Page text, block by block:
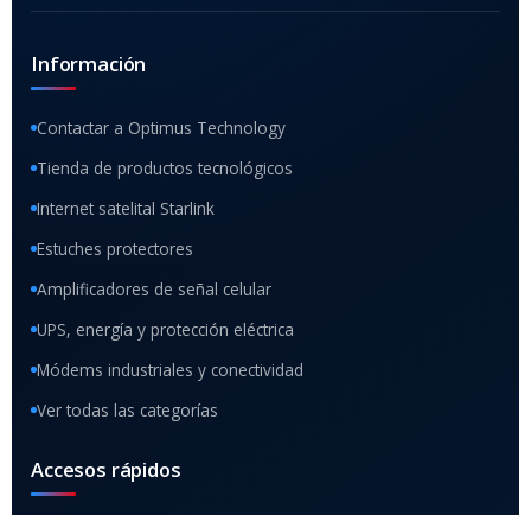
Información
Contactar a Optimus Technology
Tienda de productos tecnológicos
Internet satelital Starlink
Estuches protectores
Amplificadores de señal celular
UPS, energía y protección eléctrica
Módems industriales y conectividad
Ver todas las categorías
Accesos rápidos